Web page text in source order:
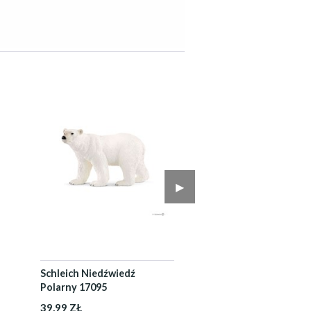
▶︎
Schleich Niedźwiedź
Polarny 17095
39,99 ZŁ